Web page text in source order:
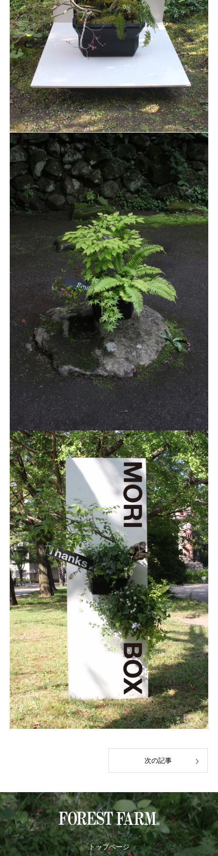
次の記事
トップページ